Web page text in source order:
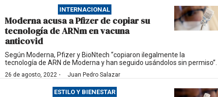
INTERNACIONAL
Moderna acusa a Pfizer de copiar su
tecnología de ARNm en vacuna
anticovid
Según Moderna, Pfizer y BioNtech “copiaron ilegalmente la
tecnología de ARN de Moderna y han seguido usándolos sin permiso”.
26 de agosto, 2022 · Juan Pedro Salazar
ESTILO Y BIENESTAR